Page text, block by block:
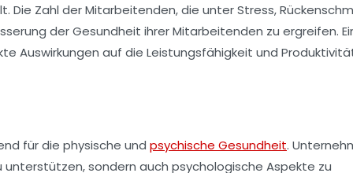
Zahl der Mitarbeitenden, die unter Stress,
derGesundheit ihrer Mitarbeitenden zu ergreifen.
Auswirkungen auf die Leistungsfähigkeit und
für die physische und psychische Gesundheit.
sondern auch psychologische Aspekte zu